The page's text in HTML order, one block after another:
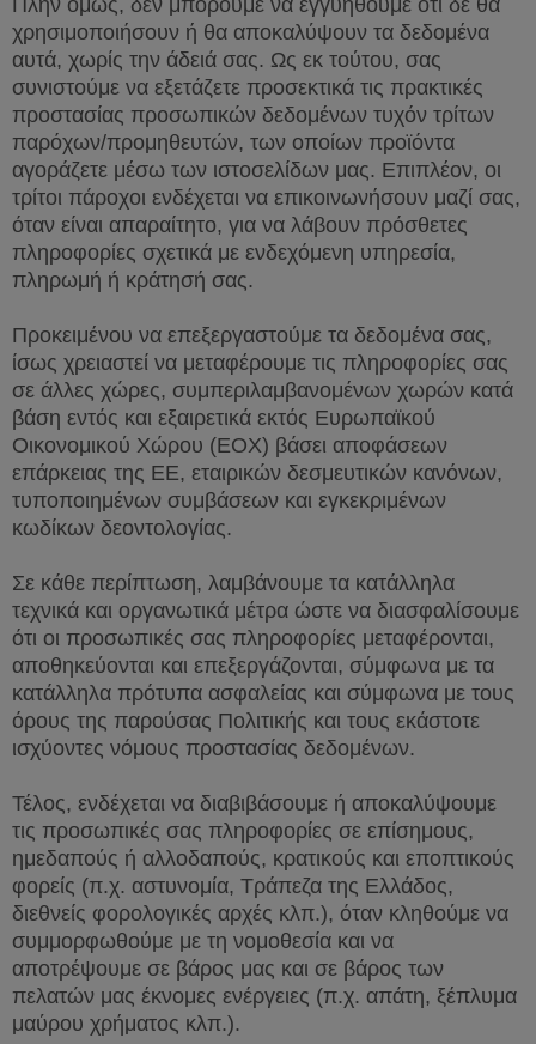
Πλην όμως, δεν μπορούμε να εγγυηθούμε ότι δε θα
χρησιμοποιήσουν ή θα αποκαλύψουν τα δεδομένα
αυτά, χωρίς την άδειά σας. Ως εκ τούτου, σας
συνιστούμε να εξετάζετε προσεκτικά τις πρακτικές
προστασίας προσωπικών δεδομένων τυχόν τρίτων
παρόχων/προμηθευτών, των οποίων προϊόντα
αγοράζετε μέσω των ιστοσελίδων μας. Επιπλέον, οι
τρίτοι πάροχοι ενδέχεται να επικοινωνήσουν μαζί σας,
όταν είναι απαραίτητο, για να λάβουν πρόσθετες
πληροφορίες σχετικά με ενδεχόμενη υπηρεσία,
πληρωμή ή κράτησή σας.
Προκειμένου να επεξεργαστούμε τα δεδομένα σας,
ίσως χρειαστεί να μεταφέρουμε τις πληροφορίες σας
σε άλλες χώρες, συμπεριλαμβανομένων χωρών κατά
βάση εντός και εξαιρετικά εκτός Ευρωπαϊκού
Οικονομικού Χώρου (ΕΟΧ) βάσει αποφάσεων
επάρκειας της ΕΕ, εταιρικών δεσμευτικών κανόνων,
τυποποιημένων συμβάσεων και εγκεκριμένων
κωδίκων δεοντολογίας.
Σε κάθε περίπτωση, λαμβάνουμε τα κατάλληλα
τεχνικά και οργανωτικά μέτρα ώστε να διασφαλίσουμε
ότι οι προσωπικές σας πληροφορίες μεταφέρονται,
αποθηκεύονται και επεξεργάζονται, σύμφωνα με τα
κατάλληλα πρότυπα ασφαλείας και σύμφωνα με τους
όρους της παρούσας Πολιτικής και τους εκάστοτε
ισχύοντες νόμους προστασίας δεδομένων.
Τέλος, ενδέχεται να διαβιβάσουμε ή αποκαλύψουμε
τις προσωπικές σας πληροφορίες σε επίσημους,
ημεδαπούς ή αλλοδαπούς, κρατικούς και εποπτικούς
φορείς (π.χ. αστυνομία, Τράπεζα της Ελλάδος,
διεθνείς φορολογικές αρχές κλπ.), όταν κληθούμε να
συμμορφωθούμε με τη νομοθεσία και να
αποτρέψουμε σε βάρος μας και σε βάρος των
πελατών μας έκνομες ενέργειες (π.χ. απάτη, ξέπλυμα
μαύρου χρήματος κλπ.).